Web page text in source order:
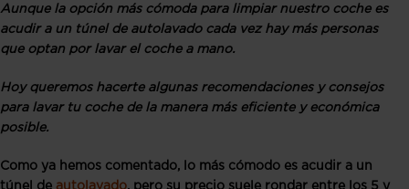
Aunque la opción más cómoda para limpiar nuestro coche es
acudir a un túnel de autolavado cada vez hay más personas
que optan por lavar el coche a mano.
Hoy queremos hacerte algunas recomendaciones y consejos
para lavar tu coche de la manera más eficiente y económica
posible.
Como ya hemos comentado, lo más cómodo es acudir a un
túnel de autolavado, pero su precio suele rondar entre los 5 y